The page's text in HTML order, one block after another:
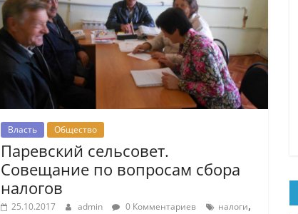
Власть Общество
Паревский сельсовет.
Совещание по вопросам сбора
налогов
25.10.2017 admin 0 Комментариев налоги,